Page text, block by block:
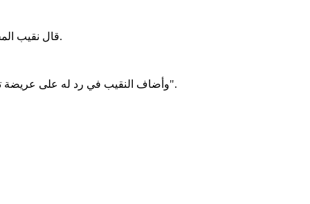
قال نقيب المحامين د. بونا الحسن إن قرارات المحكمة العليا ملزمة لـالهيئة الوطنية للمحامين، ولا يجوز التعامل معها تبعًا للأشخاص أو الاعتبارات المزاجية.
وأضاف النقيب في رد له على عريضة تقدم بها معنيون، طالبوا فيها بالتنفيذ الودي لقرار قضائي يتعلق باعتمادهم، أن "هذه القرارات واجبة النفاذ ولا تتطلب عرضًا على مجلس الهيئة".